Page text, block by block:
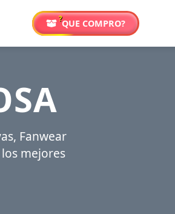
?QUE COMPRO?
Fanwear
mejores